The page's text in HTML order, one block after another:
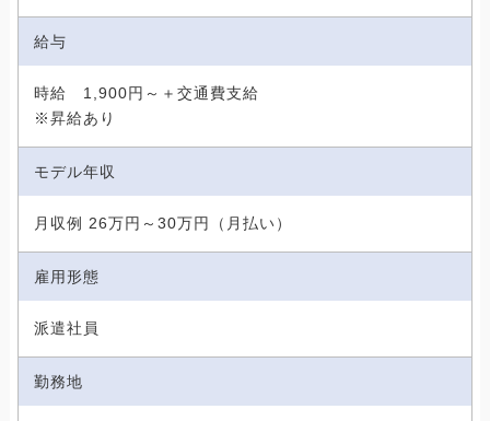
給与
時給 1,900円～＋交通費支給
※昇給あり
モデル年収
月収例 26万円～30万円（月払い）
雇用形態
派遣社員
勤務地